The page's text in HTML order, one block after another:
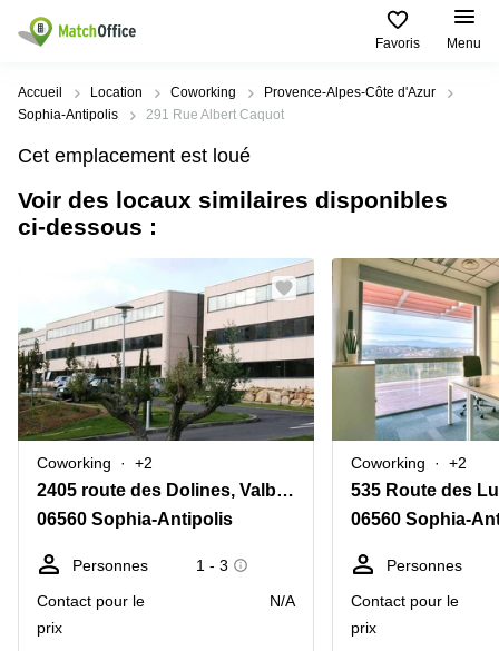
Favoris Menu
Rechercher / publier
Pages
de
Bureau
Coworking
Salles
de
réunion
Bureau
virtuel
Villes
Populaires
Paris
Bordeaux
Marseille
Nantes
Toulouse
Strasbourg
Recherches
populaires
Centres
d'affaires
bureau
Lille
Coworking
Paris
Coworking
Lyon
Coworking
d'affaires
Coworking
Toulouse
Aide
Qui sommes-nous?
Publier un local
Prix
Connexion
Accueil Location Coworking
Provence-Alpes-Côte d'Azur
Sophia-Antipolis
291 Rue Albert Caquot
Cet emplacement est loué
Voir des locaux similaires disponibles
ci-dessous :
Coworking +2
2405 route des Dolines, Valbonne-Sophia Antipolis
06560 Sophia-Antipolis
Personnes
1 - 3
Contact pour le
prix
N/A
Coworking +2
535 Route des
06560 Sophia-
Personnes
Contact pour le
prix